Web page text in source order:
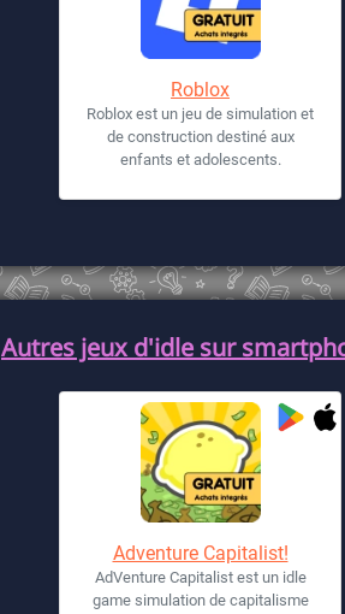
Roblox
Roblox est un jeu de simulation et
de construction destiné aux
enfants et adolescents.
Autres jeux d'idle sur
Adventure Capitalist!
AdVenture Capitalist est un idle
game simulation de capitalisme